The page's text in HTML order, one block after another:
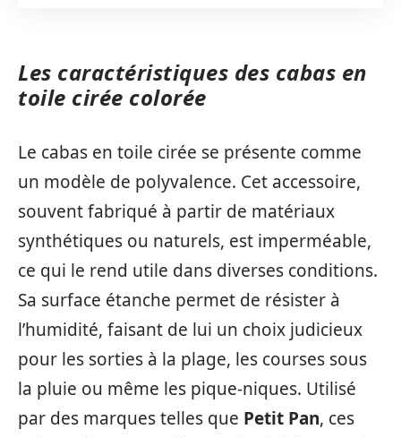
Les caractéristiques des cabas en
toile cirée colorée
Le cabas en toile cirée se présente comme
un modèle de polyvalence. Cet accessoire,
souvent fabriqué à partir de matériaux
synthétiques ou naturels, est imperméable,
ce qui le rend utile dans diverses conditions.
Sa surface étanche permet de résister à
l’humidité, faisant de lui un choix judicieux
pour les sorties à la plage, les courses sous
la pluie ou même les pique-niques. Utilisé
par des marques telles que Petit Pan, ces